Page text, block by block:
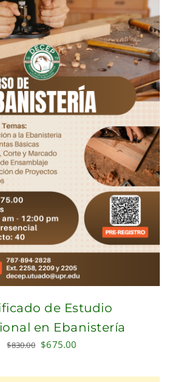
de Estudio
en Ebanistería
$830.00 Original
was:
$675.00
is: